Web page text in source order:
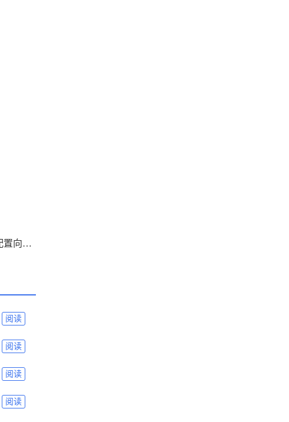
下一篇: Google浏览器下载安装后配置向导打不开解决办法
阅读
阅读
阅读
阅读